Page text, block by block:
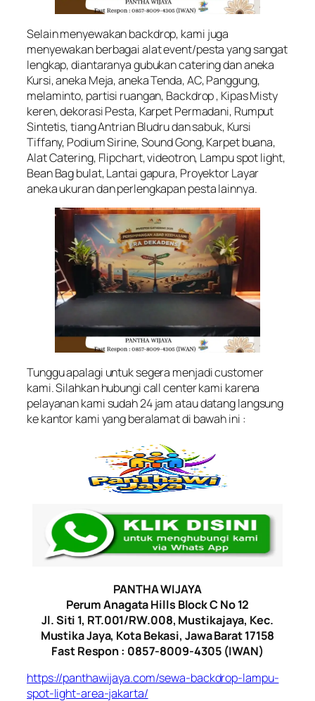
Selain menyewakan backdrop, kami juga
menyewakan berbagai alat event/pesta yang sangat
lengkap, diantaranya gubukan catering dan aneka
Kursi, aneka Meja, aneka Tenda, AC, Panggung,
melaminto, partisi ruangan, Backdrop , Kipas Misty
keren, dekorasi Pesta, Karpet Permadani, Rumput
Sintetis, tiang Antrian Bludru dan sabuk, Kursi
Tiffany, Podium Sirine, Sound Gong, Karpet buana,
Alat Catering, Flipchart, videotron, Lampu spot light,
Bean Bag bulat, Lantai gapura, Proyektor Layar
aneka ukuran dan perlengkapan pesta lainnya.
Tunggu apalagi untuk segera menjadi customer
kami. Silahkan hubungi call center kami karena
pelayanan kami sudah 24 jam atau datang langsung
ke kantor kami yang beralamat di bawah ini :
PANTHA WIJAYA
Perum Anagata Hills Block C No 12
Jl. Siti 1, RT.001/RW.008, Mustikajaya, Kec.
Mustika Jaya, Kota Bekasi, Jawa Barat 17158
Fast Respon : 0857-8009-4305 (IWAN)
https://panthawijaya.com/sewa-backdrop-lampu-
spot-light-area-jakarta/